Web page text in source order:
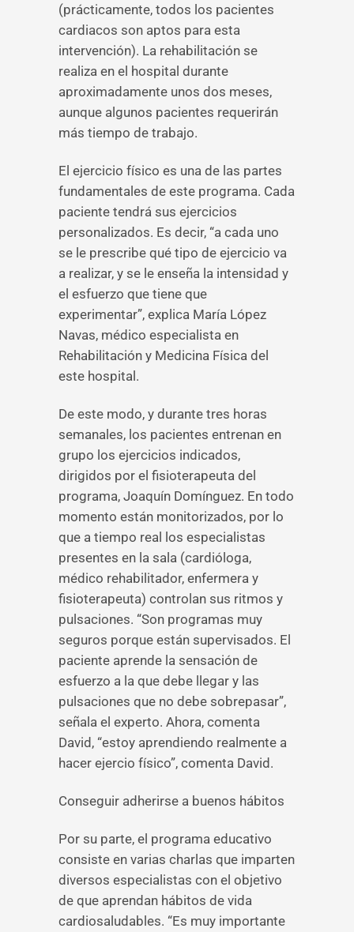
(prácticamente, todos los pacientes
cardiacos son aptos para esta
intervención). La rehabilitación se
realiza en el hospital durante
aproximadamente unos dos meses,
aunque algunos pacientes requerirán
más tiempo de trabajo.
El ejercicio físico es una de las partes
fundamentales de este programa. Cada
paciente tendrá sus ejercicios
personalizados. Es decir, “a cada uno
se le prescribe qué tipo de ejercicio va
a realizar, y se le enseña la intensidad y
el esfuerzo que tiene que
experimentar”, explica María López
Navas, médico especialista en
Rehabilitación y Medicina Física del
este hospital.
De este modo, y durante tres horas
semanales, los pacientes entrenan en
grupo los ejercicios indicados,
dirigidos por el fisioterapeuta del
programa, Joaquín Domínguez. En todo
momento están monitorizados, por lo
que a tiempo real los especialistas
presentes en la sala (cardióloga,
médico rehabilitador, enfermera y
fisioterapeuta) controlan sus ritmos y
pulsaciones. “Son programas muy
seguros porque están supervisados. El
paciente aprende la sensación de
esfuerzo a la que debe llegar y las
pulsaciones que no debe sobrepasar”,
señala el experto. Ahora, comenta
David, “estoy aprendiendo realmente a
hacer ejercio físico”, comenta David.
Conseguir adherirse a buenos hábitos
Por su parte, el programa educativo
consiste en varias charlas que imparten
diversos especialistas con el objetivo
de que aprendan hábitos de vida
cardiosaludables. “Es muy importante